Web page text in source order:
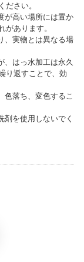
ださい。
が高い場所には置か
があります。
、実物とは異なる場
はっ水加工は永久
り返すことで、効
落ち、変色するこ
を使用しないでく